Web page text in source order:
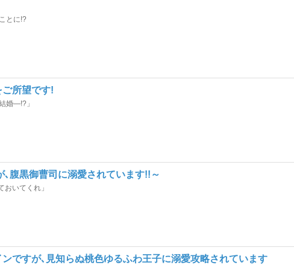
とに!?
所望です!
婚―!?」
､腹黒御曹司に溺愛されています!!～
おいてくれ」
ですが､見知らぬ桃色ゆるふわ王子に溺愛攻略されています